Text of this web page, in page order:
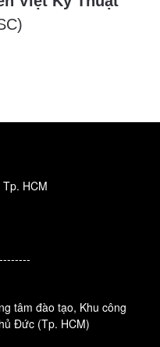
HCM
tâm đào tạo, Khu công
Đức (Tp. HCM)